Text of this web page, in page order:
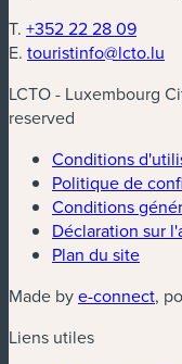
T. +352 22 28 09
E. touristinfo@lcto.lu
LCTO - Luxembourg
reserved
Conditions
Politique de
Conditions
Déclaration sur
Plan du site
Made bye-connect,
Liens utiles